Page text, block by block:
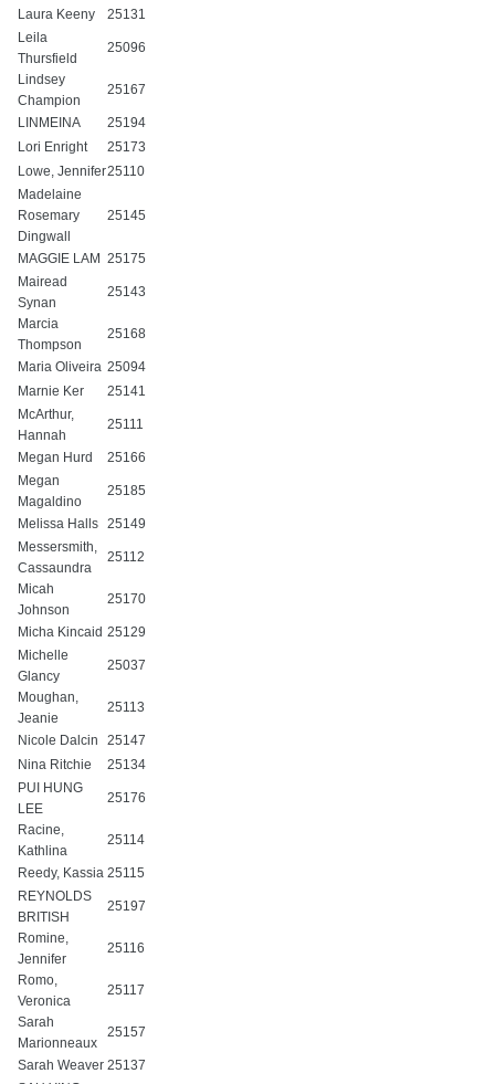
Laura Keeny
25131
Leila
Thursfield
25096
Lindsey
Champion
25167
LINMEINA
25194
Lori Enright
25173
Lowe, Jennifer25110
Madelaine
Rosemary
Dingwall
25145
MAGGIE LAM 25175
Mairead
Synan
25143
Marcia
Thompson
25168
Maria Oliveira 25094
Marnie Ker
25141
McArthur,
Hannah
25111
Megan Hurd
25166
Megan
Magaldino
25185
Melissa Halls 25149
Messersmith,
Cassaundra
25112
Micah
Johnson
25170
Micha Kincaid 25129
Michelle
Glancy
25037
Moughan,
Jeanie
25113
Nicole Dalcin
25147
Nina Ritchie
25134
PUI HUNG
LEE
25176
Racine,
Kathlina
25114
Reedy, Kassia 25115
REYNOLDS
BRITISH
25197
Romine,
Jennifer
25116
Romo,
Veronica
25117
Sarah
Marionneaux
25157
Sarah Weaver 25137